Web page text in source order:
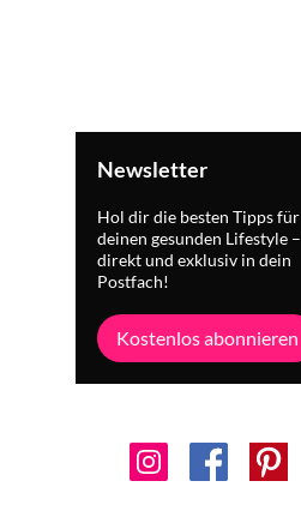
Newsletter
Hol dir die besten Tipps für
deinen gesunden Lifestyle –
direkt und exklusiv in dein
Postfach!
Kostenlos abonnieren